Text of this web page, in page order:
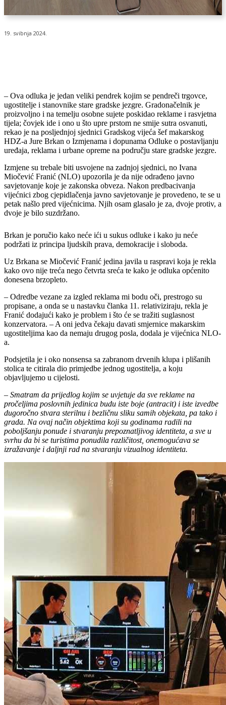
19. svibnja 2024.
– Ova odluka je jedan veliki pendrek kojim se pendreči trgovce,
ugostitelje i stanovnike stare gradske jezgre. Gradonačelnik je
proizvoljno i na temelju osobne sujete poskidao reklame i rasvjetna
tijela; čovjek ide i ono u što upre prstom ne smije sutra osvanuti,
rekao je na posljednjoj sjednici Gradskog vijeća šef makarskog
HDZ-a Jure Brkan o Izmjenama i dopunama Odluke o postavljanju
uređaja, reklama i urbane opreme na području stare gradske jezgre.
Izmjene su trebale biti usvojene na zadnjoj sjednici, no Ivana
Miočević Franić (NLO) upozorila je da nije odrađeno javno
savjetovanje koje je zakonska obveza. Nakon predbacivanja
vijećnici zbog cjepidlačenja javno savjetovanje je provedeno, te se u
petak našlo pred vijećnicima. Njih osam glasalo je za, dvoje protiv, a
dvoje je bilo suzdržano.
Brkan je poručio kako neće ići u sukus odluke i kako ju neće
podržati iz principa ljudskih prava, demokracije i sloboda.
Uz Brkana se Miočević Franić jedina javila u raspravi koja je rekla
kako ovo nije treća nego četvrta sreća te kako je odluka općenito
donesena brzopleto.
– Odredbe vezane za izgled reklama mi bodu oči, prestrogo su
propisane, a onda se u nastavku članka 11. relativiziraju, rekla je
Franić dodajući kako je problem i što će se tražiti suglasnost
konzervatora. – A oni jedva čekaju davati smjernice makarskim
ugostiteljima kao da nemaju drugog posla, dodala je vijećnica NLO-
a.
Podsjetila je i oko nonsensa sa zabranom drvenih klupa i plišanih
stolica te citirala dio primjedbe jednog ugostitelja, a koju
objavljujemo u cijelosti.
– Smatram da prijedlog kojim se uvjetuje da sve reklame na
pročeljima poslovnih jedinica budu iste boje (antracit) i iste izvedbe
dugoročno stvara sterilnu i bezličnu sliku samih objekata, pa tako i
grada. Na ovaj način objektima koji su godinama radili na
poboljšanju ponude i stvaranju prepoznatljivog identiteta, a sve u
svrhu da bi se turistima ponudila različitost, onemogućava se
izražavanje i daljnji rad na stvaranju vizualnog identiteta.